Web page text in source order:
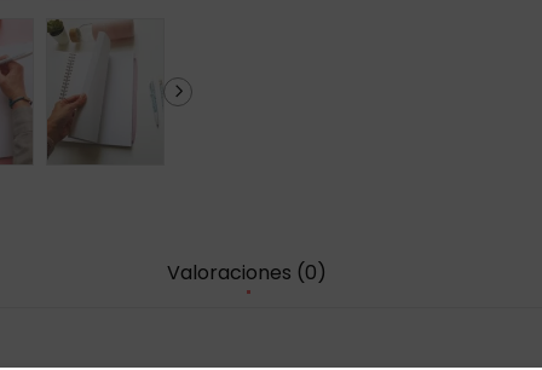
Valoraciones (0)